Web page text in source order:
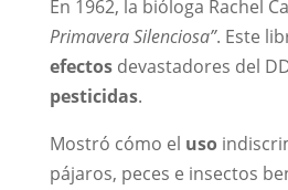
En 1962, la bióloga Rachel
Primavera Silenciosa”. Este
efectosdevastadores del
pesticidas.
Mostró cómo el uso
pájaros, peces e insectos